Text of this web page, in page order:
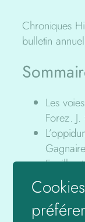
Chroniques
bulletin
Les
Forez.
Gagnaire
Fouille
J.
Sanctus